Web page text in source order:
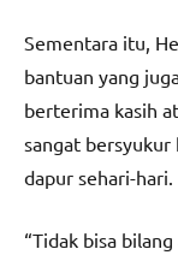
Sementara itu,
bantuan yang
berterima kasih
sangat
dapur sehari-hari.
“Tidak bisa